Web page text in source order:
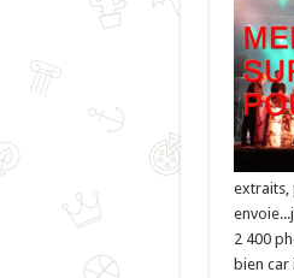
extraits,
2 400
bien